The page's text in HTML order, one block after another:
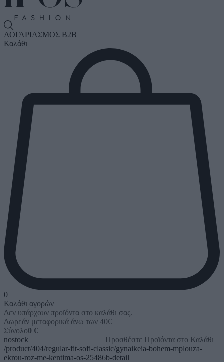
ΛΟΓΑΡΙΑΣΜΟΣ B2B
Καλάθι
0
Καλάθι αγορών
Δεν υπάρχουν προϊόντα στο καλάθι σας.
Δωρεάν μεταφορικά άνω των 40€
Σύνολο0 €
Προσθέστε Προϊόντα στο Καλάθι
nostock
/product/404/regular-fit-sofi-classic/gynaikeia-bohem-mplouza-
ekrou-roz-me-kentima-os-25486b-detail